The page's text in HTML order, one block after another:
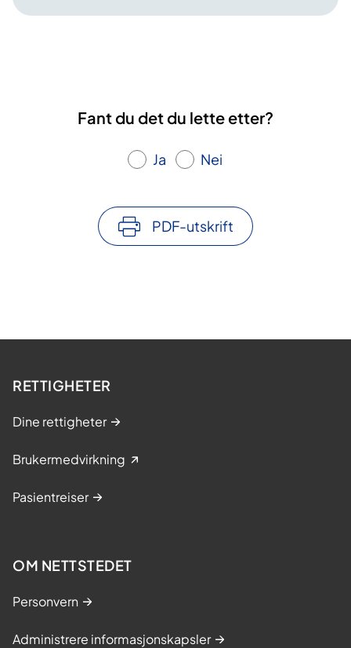
Fant du det du lette etter?
Ja Nei
PDF-utskrift
RETTIGHETER
Dine rettigheter
Brukermedvirkning
Pasientreiser
OM NETTSTEDET
Personvern
Administrere informasjonskapsler